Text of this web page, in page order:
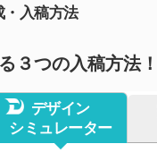
入稿方法
３つの入稿方法！
デザイン
シミュレーター